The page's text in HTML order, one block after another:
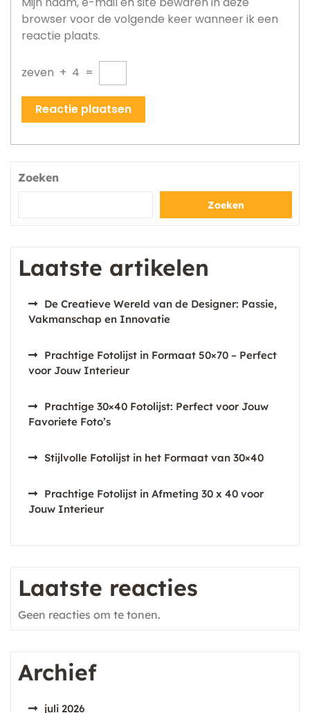
browser voor de volgende keer wanneer ik een
reactie plaats.
zeven + 4 =
Zoeken
Zoeken
Laatste artikelen
De Creatieve Wereld van de Designer: Passie,
Vakmanschap en Innovatie
Prachtige Fotolijst in Formaat 50×70 – Perfect
voor Jouw Interieur
Prachtige 30×40 Fotolijst: Perfect voor Jouw
Favoriete Foto’s
Stijlvolle Fotolijst in het Formaat van 30×40
Prachtige Fotolijst in Afmeting 30 x 40 voor
Jouw Interieur
Laatste reacties
Geen reacties om te tonen.
Archief
juli 2026